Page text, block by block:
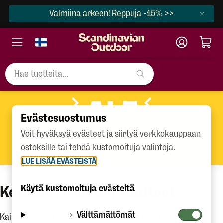
Valmiina arkeen! Reppuja -15% >>
Kesäale | Naisten vaatteet
Kaikkia pieniä ja suuria kesän seikkailuja varten olemme
Evästesuostumus
Voit hyväksyä evästeet ja siirtyä verkkokauppaan
ostoksille tai tehdä kustomoituja valintoja.
LUE LISÄÄ EVÄSTEISTÄ
Käytä kustomoituja evästeitä
Välttämättömät